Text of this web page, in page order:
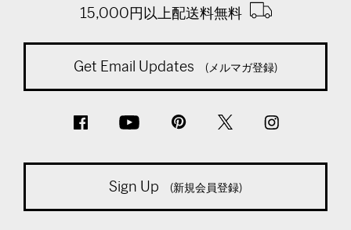
15,000円以上配送料無料
Get Email Updates (メルマガ登録)
Sign Up (新規会員登録)